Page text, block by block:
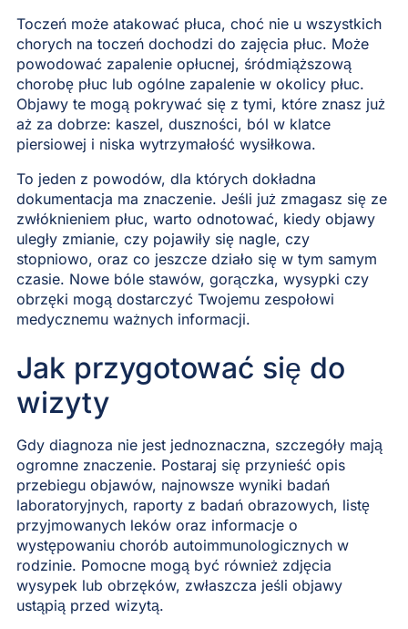
Toczeń może atakować płuca, choć nie u wszystkich
chorych na toczeń dochodzi do zajęcia płuc. Może
powodować zapalenie opłucnej, śródmiąższową
chorobę płuc lub ogólne zapalenie w okolicy płuc.
Objawy te mogą pokrywać się z tymi, które znasz już
aż za dobrze: kaszel, duszności, ból w klatce
piersiowej i niska wytrzymałość wysiłkowa.
To jeden z powodów, dla których dokładna
dokumentacja ma znaczenie. Jeśli już zmagasz się ze
zwłóknieniem płuc, warto odnotować, kiedy objawy
uległy zmianie, czy pojawiły się nagle, czy
stopniowo, oraz co jeszcze działo się w tym samym
czasie. Nowe bóle stawów, gorączka, wysypki czy
obrzęki mogą dostarczyć Twojemu zespołowi
medycznemu ważnych informacji.
Jak przygotować się do
wizyty
Gdy diagnoza nie jest jednoznaczna, szczegóły mają
ogromne znaczenie. Postaraj się przynieść opis
przebiegu objawów, najnowsze wyniki badań
laboratoryjnych, raporty z badań obrazowych, listę
przyjmowanych leków oraz informacje o
występowaniu chorób autoimmunologicznych w
rodzinie. Pomocne mogą być również zdjęcia
wysypek lub obrzęków, zwłaszcza jeśli objawy
ustąpią przed wizytą.